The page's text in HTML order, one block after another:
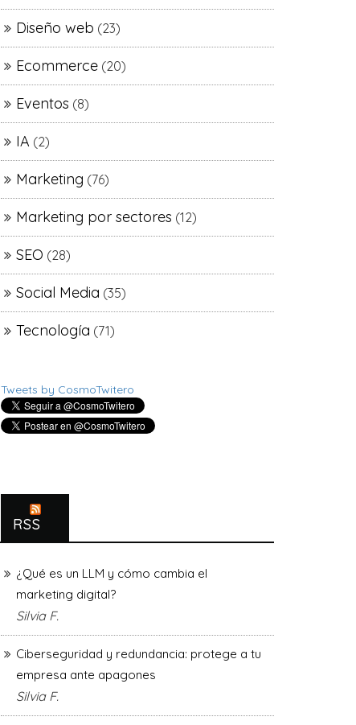
Diseño web (23)
Ecommerce (20)
Eventos (8)
IA (2)
Marketing (76)
Marketing por sectores (12)
SEO (28)
Social Media (35)
Tecnología (71)
Tweets by CosmoTwitero
RSS
¿Qué es un LLM y cómo cambia el
marketing digital?
Silvia F.
Ciberseguridad y redundancia: protege a tu
empresa ante apagones
Silvia F.